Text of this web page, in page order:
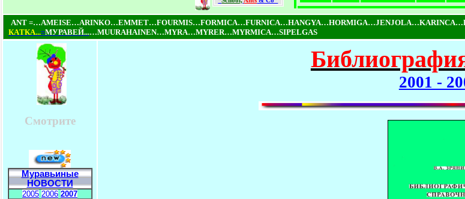
ANT
КAТКA...=МУРАВЕЙ...…MUURAHAINEN…MYRA…MYRER…MYRMICA…SIPELGAS
Смотрите
Муравьиные
НОВОСТИ
2005 2006 2007
2001 -